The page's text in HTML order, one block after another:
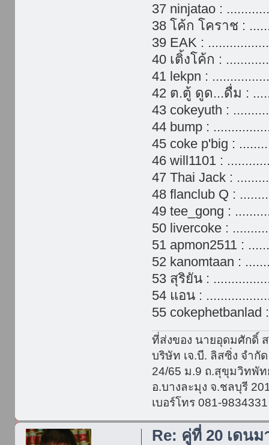
37 ninjatao :
38 โค้ก โคราช :
39 EAK :
40 เติ้งโค้ก :
41 lekpn :
42 ต.ตู้ ดูด...ดื่ม :
43 cokeyuth :
44 bump :
45 coke p'big :
46 will1101 :
47 Thai Jack :
48 flanclub Q :
49 tee_gong :
50 livercoke :
51 apmon2511 :
52 kanomtaan :
53 สุริยัน :
54 แอน :
55 cokephetbanlad
ที่ส่งของ นายอุดมศักดิ์
บริษัท เจ.บี. ลิสซิ่ง จำกัด
24/65 ม.9 ถ.สุขุมวิทพั
อ.บางละมุง จ.ชลบุรี
เบอร์โทร 081-
Re: คู่ที่ 20 เดน